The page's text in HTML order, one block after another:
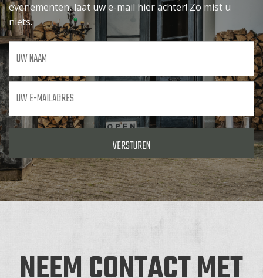
evenementen, laat uw e-mail hier achter! Zo mist u
niets.
naam
mailadres *